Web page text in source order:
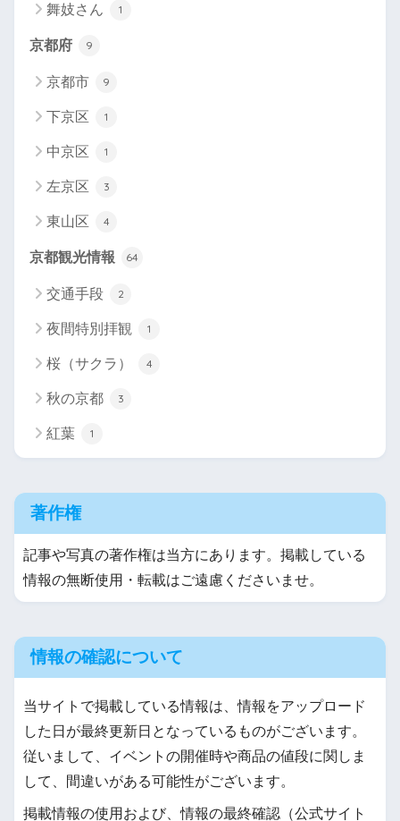
舞妓さん 1
京都府 9
京都市 9
下京区 1
中京区 1
左京区 3
東山区 4
京都観光情報 64
交通手段 2
夜間特別拝観 1
桜（サクラ） 4
秋の京都 3
紅葉 1
著作権
記事や写真の著作権は当方にあります。掲載している
情報の無断使用・転載はご遠慮くださいませ。
情報の確認について
当サイトで掲載している情報は、情報をアップロード
した日が最終更新日となっているものがございます。
従いまして、イベントの開催時や商品の値段に関しま
して、間違いがある可能性がございます。
掲載情報の使用および、情報の最終確認（公式サイト